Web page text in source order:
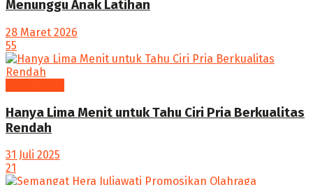
Menunggu Anak Latihan
28 Maret 2026
55
Hanya Lima Menit untuk Tahu Ciri Pria Berkualitas
Rendah
31 Juli 2025
21